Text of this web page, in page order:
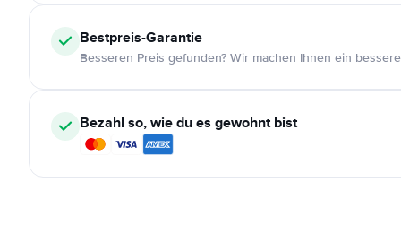
Bestpreis-Garantie
Besseren Preis gefunden? Wir machen Ihnen ein
Bezahl so, wie du es gewohnt bist